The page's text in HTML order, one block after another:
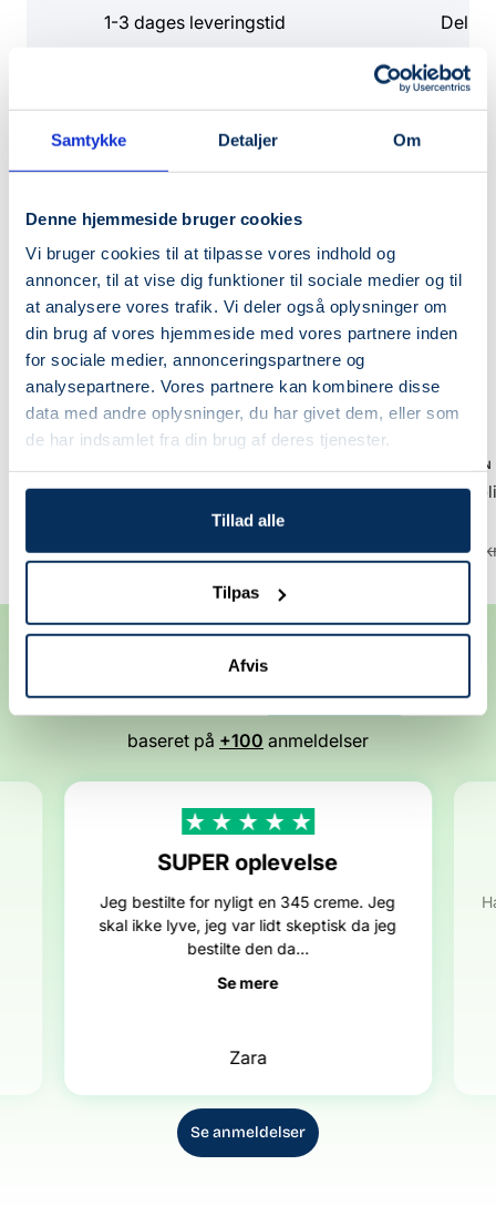
Samtykke Detaljer Om
Denne hjemmeside bruger cookies
Vi bruger cookies til at tilpasse vores indhold og
annoncer, til at vise dig funktioner til sociale medier og til
at analysere vores trafik. Vi deler også oplysninger om
din brug af vores hjemmeside med vores partnere inden
for sociale medier, annonceringspartnere og
analysepartnere. Vores partnere kan kombinere disse
data med andre oplysninger, du har givet dem, eller som
de har indsamlet fra din brug af deres tjenester.
Tillad alle
Tilpas
Afvis
1-3 dages leveringstid Del
Mere fra samme brand
SPAR 20%
+
Læg
kurv
Relief Sun: Rice + Probiotics
SPF 50+ PA++++
Udsalgspris
127,20 kr Normalpris
159,00 kr
BEAUTY OF JOSEON
Glow Serum :
Udsalgspris
111,20 kr 139,00
Anbefalet af vores kunder
Fremragende4.8/ 5
baseret på +100 anmeldelser
SUPER oplevelse
Jeg bestilte for nyligt en 345 creme. Jeg
skal ikke lyve, jeg var lidt skeptisk da jeg
bestilte den da...
Se mere
Zara
Se anmeldelser